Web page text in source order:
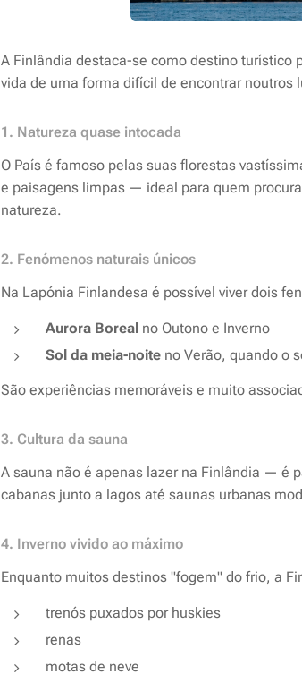
A Finlândia destaca-se como destino turístico
vida de uma forma difícil de encontrar noutros
1. Natureza quase intocada
O País é famoso pelas suas florestas
e paisagens limpas — ideal para quem
natureza.
2. Fenómenos naturais únicos
Na Lapónia Finlandesa é possível viver dois
Aurora Boreal no Outono e Inverno
Sol da meia-noite no Verão, quando o
São experiências memoráveis e muito
3. Cultura da sauna
A sauna não é apenas lazer na Finlândia — é
cabanas junto a lagos até saunas urbanas
4. Inverno vivido ao máximo
Enquanto muitos destinos "fogem" do frio, a
trenós puxados por huskies
renas
motas de neve